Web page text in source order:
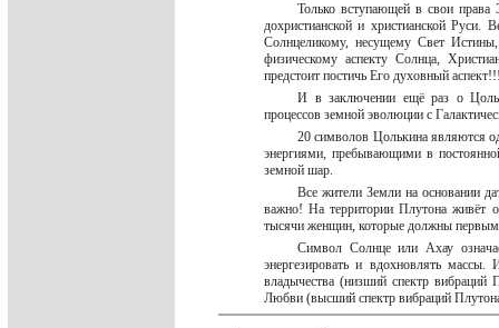
Только вступающей в свои права
дохристианской и христианской
Солнцеликому, несущему Свет
физическому аспекту Солнца,
предстоит постичь Его духовный
И в заключении ещё раз о
процессов земной эволюции с
20 символов Цолькина являются
энергиями, пребывающими в
земной шар.
Все жители Земли на основании
важно! На территории Плутона живёт
тысячи женщин, которые должны
Символ Солнце или Ахау
энергезировать и вдохновлять
владычества (низший спектр вибраций
Любви (высший спектр вибраций